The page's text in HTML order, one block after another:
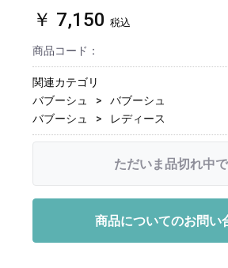
￥ 7,150 税込
商品コード：
関連カテゴリ
バブーシュ
バブーシュ
バブーシュ
レディース
ただいま品切れ中
商品についてのお問い